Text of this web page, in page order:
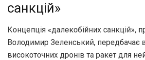
санкцій»
Концепція «далекобійних санкцій»,
Володимир Зеленський, передбачає
високоточних дронів та ракет для